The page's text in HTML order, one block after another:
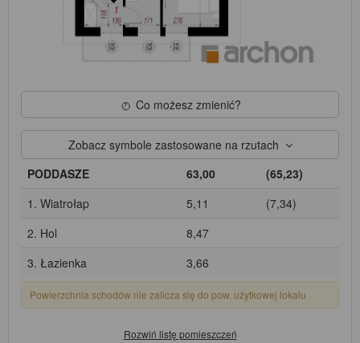
Co możesz zmienić?
Zobacz symbole zastosowane na rzutach
PODDASZE
63,00
(65,23)
1. Wiatrołap
5,11
(7,34)
2. Hol
8,47
3. Łazienka
3,66
Powierzchnia schodów nie zalicza się do pow. użytkowej lokalu